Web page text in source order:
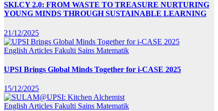
SKI.CY 2.0: FROM WASTE TO TREASURE NURTURING
YOUNG MINDS THROUGH SUSTAINABLE LEARNING
21/12/2025
English Articles Fakulti Sains Matematik
UPSI Brings Global Minds Together for i-CASE 2025
15/12/2025
English Articles Fakulti Sains Matematik